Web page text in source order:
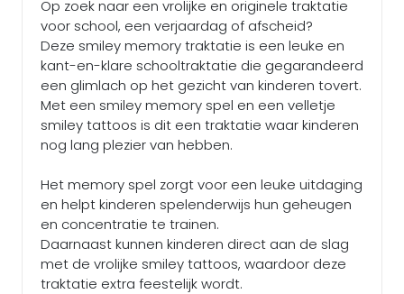
Op zoek naar een vrolijke en originele traktatie
voor school, een verjaardag of afscheid?
Deze smiley memory traktatie is een leuke en
kant-en-klare schooltraktatie die gegarandeerd
een glimlach op het gezicht van kinderen tovert.
Met een smiley memory spel en een velletje
smiley tattoos is dit een traktatie waar kinderen
nog lang plezier van hebben.
Het memory spel zorgt voor een leuke uitdaging
en helpt kinderen spelenderwijs hun geheugen
en concentratie te trainen.
Daarnaast kunnen kinderen direct aan de slag
met de vrolijke smiley tattoos, waardoor deze
traktatie extra feestelijk wordt.